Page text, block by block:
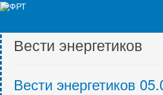
VK9562
Вести энергетиков
Вести энергетиков